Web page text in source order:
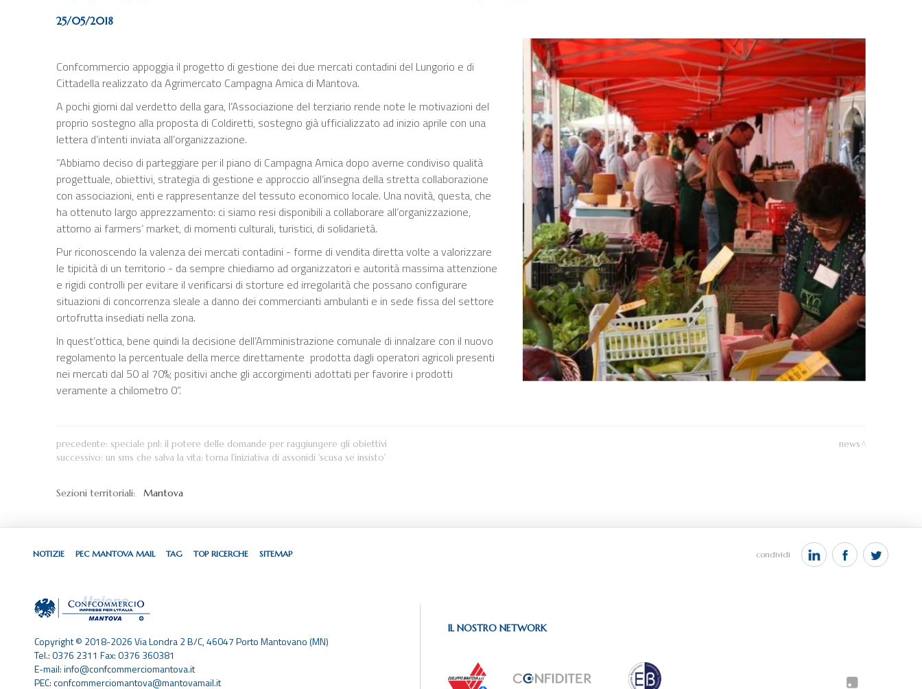
25/05/2018
Confcommercio appoggia il progetto di gestione dei due mercati contadini del Lungorio e di
Cittadella realizzato da Agrimercato Campagna Amica di Mantova.
A pochi giorni dal verdetto della gara, l’Associazione del terziario rende note le motivazioni del
proprio sostegno alla proposta di Coldiretti, sostegno già ufficializzato ad inizio aprile con una
lettera d’intenti inviata all’organizzazione.
“Abbiamo deciso di parteggiare per il piano di Campagna Amica dopo averne condiviso qualità
progettuale, obiettivi, strategia di gestione e approccio all’insegna della stretta collaborazione
con associazioni, enti e rappresentanze del tessuto economico locale. Una novità, questa, che
ha ottenuto largo apprezzamento: ci siamo resi disponibili a collaborare all’organizzazione,
attorno ai farmers’ market, di momenti culturali, turistici, di solidarietà.
Pur riconoscendo la valenza dei mercati contadini - forme di vendita diretta volte a valorizzare
le tipicità di un territorio - da sempre chiediamo ad organizzatori e autorità massima attenzione
e rigidi controlli per evitare il verificarsi di storture ed irregolarità che possano configurare
situazioni di concorrenza sleale a danno dei commercianti ambulanti e in sede fissa del settore
ortofrutta insediati nella zona.
In quest’ottica, bene quindi la decisione dell’Amministrazione comunale di innalzare con il nuovo
regolamento la percentuale della merce direttamente prodotta dagli operatori agricoli presenti
nei mercati dal 50 al 70%; positivi anche gli accorgimenti adottati per favorire i prodotti
veramente a chilometro 0”.
precedente: speciale pnl: il potere delle domande per raggiungere gli obiettivi
successivo: un sms che salva la vita: torna l'iniziativa di assonidi 'scusa se insisto'
news
Sezioni territoriali: Mantova
NOTIZIE PEC MANTOVA MAIL TAG TOP RICERCHE SITEMAP condividi
Copyright © 2018-2026 Via Londra 2 B/C, 46047 Porto Mantovano (MN)
Tel.: 0376 2311 Fax: 0376 360381
E-mail: info@confcommerciomantova.it
PEC: confcommerciomantova@mantovamail.it
IL NOSTRO NETWORK